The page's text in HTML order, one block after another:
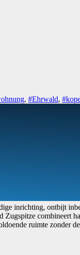
, #Ehrwald,
inrichting, ontbijt
combineert
ruimte